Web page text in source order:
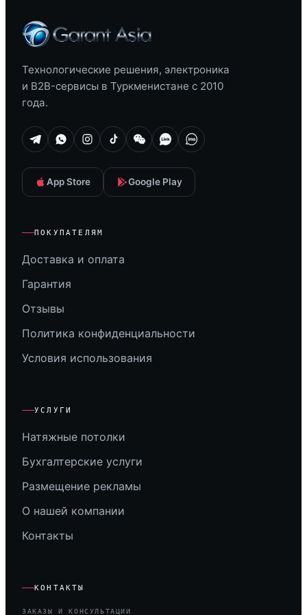
Технологические решения, электроника
и B2B-сервисы в Туркменистане с 2010
года.
App Store Google Play
ПОКУПАТЕЛЯМ
Доставка и оплата
Гарантия
Отзывы
Политика конфиденциальности
Условия использования
УСЛУГИ
Натяжные потолки
Бухгалтерские услуги
Размещение рекламы
О нашей компании
Контакты
КОНТАКТЫ
ЗАКАЗЫ И КОНСУЛЬТАЦИИ